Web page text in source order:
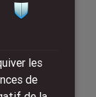
les
de